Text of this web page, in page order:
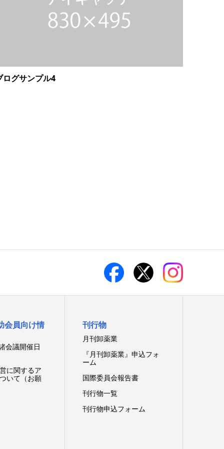
ログサンプル4
会員向け情
会議開催日
に関するア
いて（お願
刊行物
月刊卸薬業
『月刊卸薬業』申込フォ
ーム
国際委員会報告書
刊行物一覧
刊行物申込フォーム